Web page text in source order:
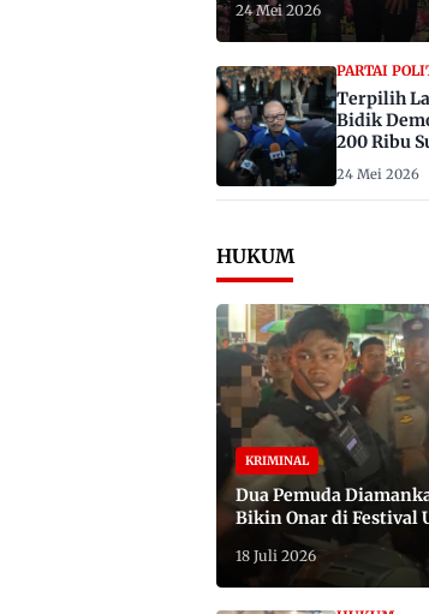
24 Mei 2026
PARTAI
Terpilih
Bidik
200 Ribu
2029
24 Mei 2026
HUKUM
KRIMINAL
Dua Pemuda
Bikin Onar di Festival
Satu Bawa Badik
18 Juli 2026